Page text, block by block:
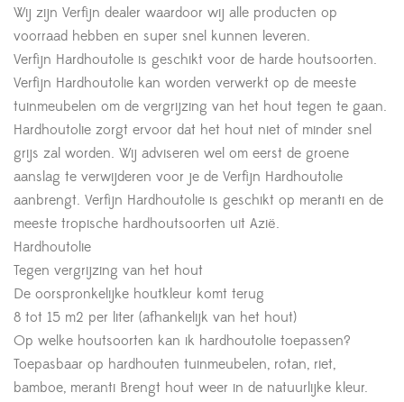
Wij zijn Verfijn dealer waardoor wij alle producten op
voorraad hebben en super snel kunnen leveren.
Verfijn Hardhoutolie is geschikt voor de harde houtsoorten.
Verfijn Hardhoutolie kan worden verwerkt op de meeste
tuinmeubelen om de vergrijzing van het hout tegen te gaan.
Hardhoutolie zorgt ervoor dat het hout niet of minder snel
grijs zal worden. Wij adviseren wel om eerst de groene
aanslag te verwijderen voor je de Verfijn Hardhoutolie
aanbrengt. Verfijn Hardhoutolie is geschikt op meranti en de
meeste tropische hardhoutsoorten uit Azië.
Hardhoutolie
Tegen vergrijzing van het hout
De oorspronkelijke houtkleur komt terug
8 tot 15 m2 per liter (afhankelijk van het hout)
Op welke houtsoorten kan ik hardhoutolie toepassen?
Toepasbaar op hardhouten tuinmeubelen, rotan, riet,
bamboe, meranti Brengt hout weer in de natuurlijke kleur.